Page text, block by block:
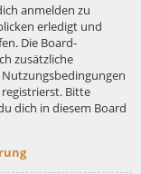
anmelden zu
erledigt und
Die Board-
zusätzliche
Bitte
dich in diesem Board